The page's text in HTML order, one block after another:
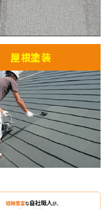
屋根塗装